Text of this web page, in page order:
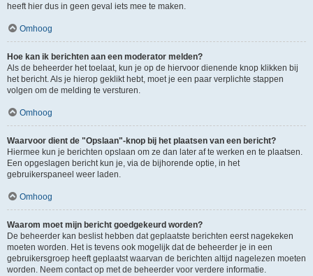
heeft hier dus in geen geval iets mee te maken.
Omhoog
Hoe kan ik berichten aan een moderator melden?
Als de beheerder het toelaat, kun je op de hiervoor dienende knop klikken bij
het bericht. Als je hierop geklikt hebt, moet je een paar verplichte stappen
volgen om de melding te versturen.
Omhoog
Waarvoor dient de "Opslaan"-knop bij het plaatsen van een bericht?
Hiermee kun je berichten opslaan om ze dan later af te werken en te plaatsen.
Een opgeslagen bericht kun je, via de bijhorende optie, in het
gebruikerspaneel weer laden.
Omhoog
Waarom moet mijn bericht goedgekeurd worden?
De beheerder kan beslist hebben dat geplaatste berichten eerst nagekeken
moeten worden. Het is tevens ook mogelijk dat de beheerder je in een
gebruikersgroep heeft geplaatst waarvan de berichten altijd nagelezen moeten
worden. Neem contact op met de beheerder voor verdere informatie.